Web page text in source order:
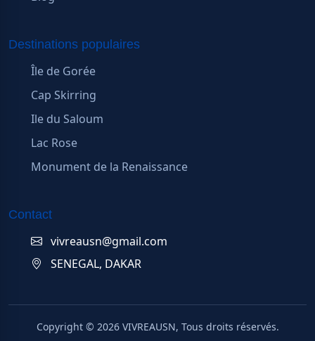
Destinations populaires
Île de Gorée
Cap Skirring
Ile du Saloum
Lac Rose
Monument de la Renaissance
Contact
vivreausn@gmail.com
SENEGAL, DAKAR
Copyright © 2026VIVREAUSN, Tous droits réservés.